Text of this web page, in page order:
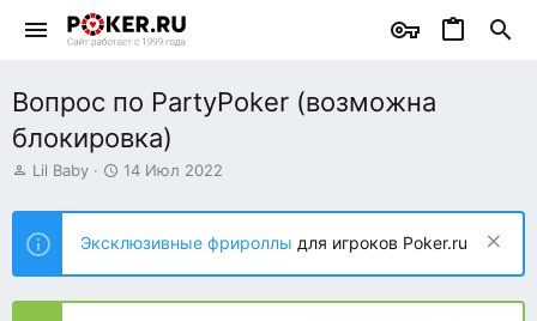
Вопрос по PartyPoker (возможна
блокировка)
А
т
о
р
т
е
Lil Baby
Д
т
н
а
ч
14 Июл 2022
Эксклюзивные фрироллы для игроков Poker.ru